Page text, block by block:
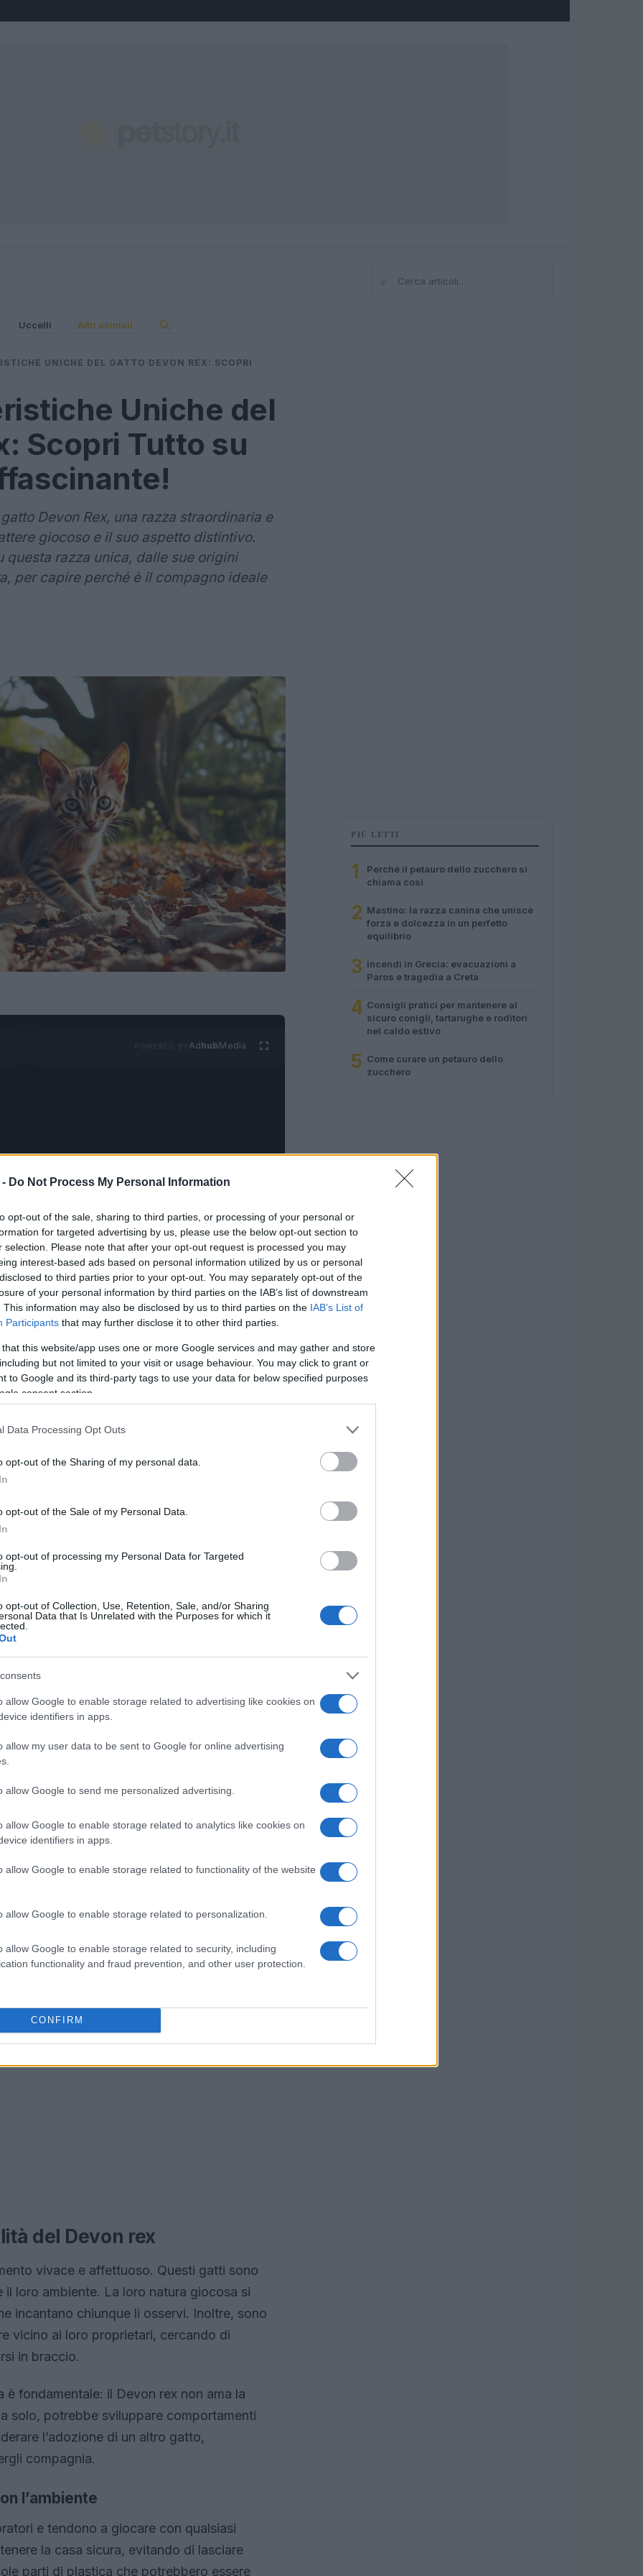
Do Not Process My Personal Information
opt-out of the sale, sharing to third parties, or processing of your personal or
for targeted advertising by us, please use the below opt-out section to
selection. Please note that after your opt-out request is processed you may
interest-based ads based on personal information utilized by us or personal
to third parties prior to your opt-out. You may separately opt-out of the
of your personal information by third parties on the IAB’s list of downstream
This information may also be disclosed by us to third parties on the IAB’s List of
Participants that may further disclose it to other third parties.
that this website/app uses one or more Google services and may gather and store
but not limited to your visit or usage behaviour. You may click to grant or
to Google and its third-party tags to use your data for below specified purposes
consent section.
Data Processing Opt Outs
opt-out of the Sharing of my personal data.
opt-out of the Sale of my Personal Data.
opt-out of processing my Personal Data for Targeted
opt-out of Collection, Use, Retention, Sale, and/or Sharing
Data that Is Unrelated with the Purposes for which it
allow Google to enable storage related to advertising like cookies on
identifiers in apps.
allow my user data to be sent to Google for online advertising
allow Google to send me personalized advertising.
allow Google to enable storage related to analytics like cookies on
identifiers in apps.
allow Google to enable storage related to functionality of the website
allow Google to enable storage related to personalization.
allow Google to enable storage related to security, including
functionality and fraud prevention, and other user protection.
CONFIRM
Cerca
Uccelli Altri animali
UNICHE DEL GATTO DEVON REX: SCOPRI
Uniche del
Scopri Tutto su
Devon Rex, una razza straordinaria e
giocoso e il suo aspetto distintivo.
razza unica, dalle sue origini
per capire perché è il compagno ideale
AdhubMedia
risalenti agli anni ’60 in Inghilterra,
Questa razza è stata scoperta grazie a
gatta tricolore, che si aggiravano nei pressi di
gatta tricolore, notò che tra i cuccioli nati da
per il suo pelo riccio, ereditato dal
, il cui nome significa “riccio” in inglese,
rex.
gatto, decise di approfondire l’allevamento
altre razze, inclusi i
fisiche. Questo incrocio portò anche
talvolta si manifesta nei Devon rex,
le basette folte e una coda piumosa.
ricce, furono effettuati accoppiamenti
dalla prima apparizione della razza, si
tra loro, condividendo un
l’unicità.
del Devon rex
vivace e affettuoso. Questi gatti sono
loro ambiente. La loro natura giocosa si
incantano chiunque li osservi. Inoltre, sono
vicino ai loro proprietari, cercando di
in braccio.
fondamentale: il Devon rex non ama la
solo, potrebbe sviluppare comportamenti
l’adozione di un altro gatto,
compagnia.
l’ambiente
e tendono a giocare con qualsiasi
la casa sicura, evitando di lasciare
parti di plastica che potrebbero essere
PIÙ LETTI
1
Perché il petauro dello zucchero si
chiama così
2 Mastino: la razza canina che unisce
forza e dolcezza in un perfetto
equilibrio
3 Incendi in Grecia: evacuazioni a
Paros e tragedia a Creta
4 Consigli pratici per mantenere al
sicuro conigli, tartarughe e roditori
nel caldo estivo
5 Come curare un petauro dello
zucchero